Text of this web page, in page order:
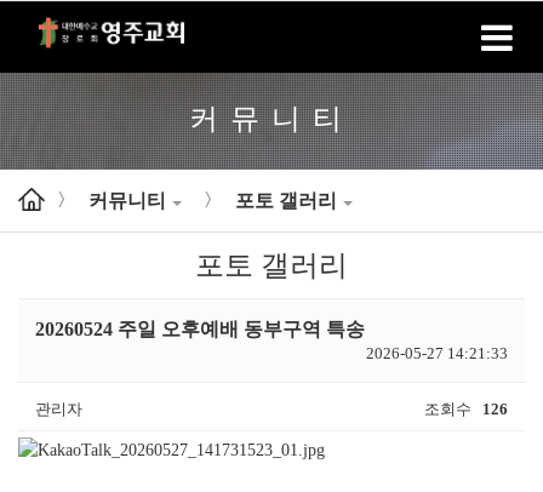
홈 로그인 회원가입
커뮤니티
> 커뮤니티 > 포토 갤러리
포토 갤러리
20260524 주일 오후예배 동부구역 특송
2026-05-27 14:21:33
관리자 조회수 126